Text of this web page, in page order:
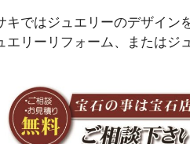
キではジュエリーのデザイン
エリーリフォーム、またはジ